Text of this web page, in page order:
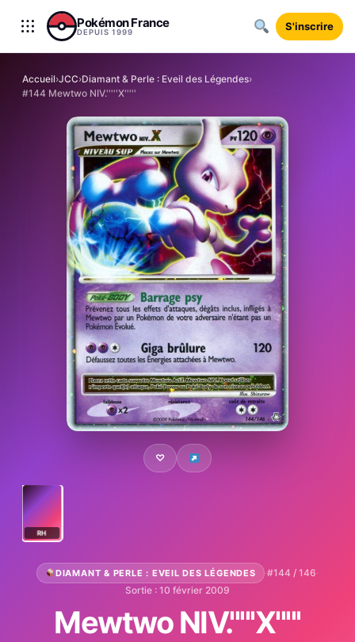
Aller au contenu
Pokémon France
DEPUIS 1999 S'inscrire
Accueil›JCC›Diamant & Perle : Eveil des Légendes›
#144 Mewtwo NIV.'''''X'''''
♡
RH
DIAMANT & PERLE : EVEIL DES LÉGENDES ·#144 / 146·
Sortie : 10 février 2009
Mewtwo NIV.'''''X'''''